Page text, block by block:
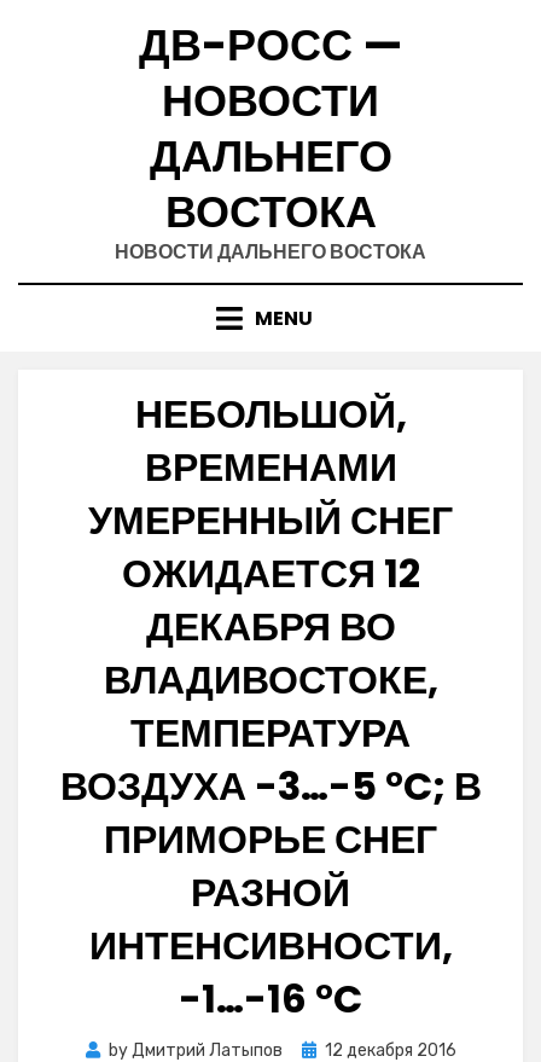
ДВ-РОСС —
НОВОСТИ
ДАЛЬНЕГО
ВОСТОКА
НОВОСТИ ДАЛЬНЕГО ВОСТОКА
MENU
НЕБОЛЬШОЙ,
ВРЕМЕНАМИ
УМЕРЕННЫЙ СНЕГ
ОЖИДАЕТСЯ 12
ДЕКАБРЯ ВО
ВЛАДИВОСТОКЕ,
ТЕМПЕРАТУРА
ВОЗДУХА -3…-5 °C; В
ПРИМОРЬЕ СНЕГ
РАЗНОЙ
ИНТЕНСИВНОСТИ,
-1…-16 °C
byДмитрий Латыпов
Posted
12 декабря 2016